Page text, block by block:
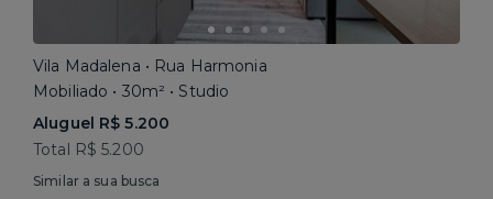
Vila Madalena • Rua Harmonia
Mobiliado • 30m² • Studio
Aluguel R$ 5.200
Total R$ 5.200
Similar a sua busca